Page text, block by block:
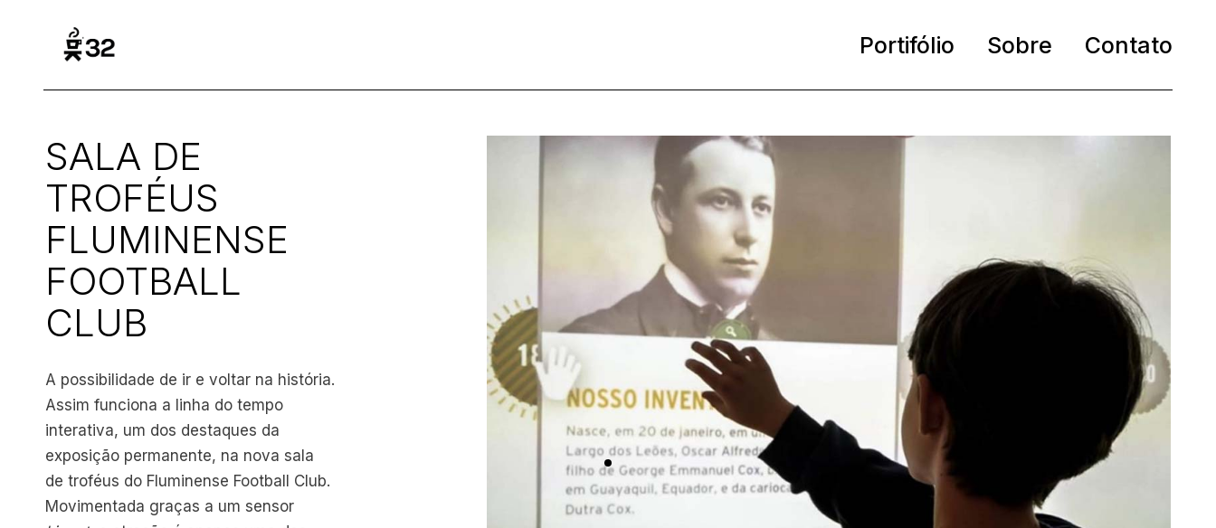
Portifólio Sobre Contato
SALA DE
TROFÉUS
FLUMINENSE
FOOTBALL
CLUB
A possibilidade de ir e voltar na história.
Assim funciona a linha do tempo
interativa, um dos destaques da
exposição permanente, na nova sala
de troféus do Fluminense Football Club.
Movimentada graças a um sensor